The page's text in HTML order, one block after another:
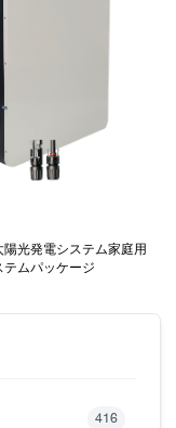
光発電システム家庭用
ムパッケージ
416